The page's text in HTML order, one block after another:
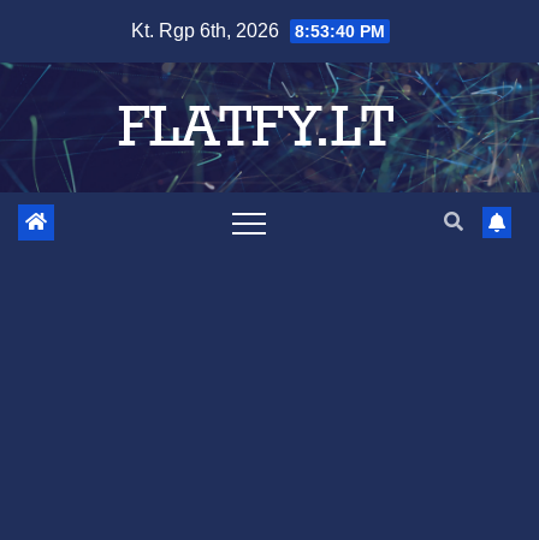
content
Kt. Rgp 6th, 2026 8:53:41 PM